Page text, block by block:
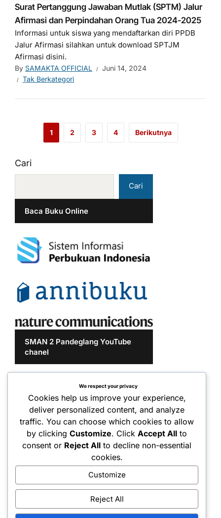
Surat Pertanggung Jawaban Mutlak (SPTM) Jalur
Afirmasi dan Perpindahan Orang Tua 2024-2025
Informasi untuk siswa yang mendaftarkan diri PPDB
Jalur Afirmasi silahkan untuk download SPTJM
Afirmasi disini.
By SAMAKTA OFFICIAL
Juni 14, 2024
Tak Berkategori
1 2 3 4 Berikutnya
Cari
Cari
Baca Buku Online
SMAN 2 Pandeglang YouTube
chanel
We respect your privacy
Cookies help us improve your experience,
deliver personalized content, and analyze
traffic. You can choose which cookies to allow
by clickingCustomize. ClickAccept All to
consent or Reject All to decline non-essential
cookies.
Customize
Reject All